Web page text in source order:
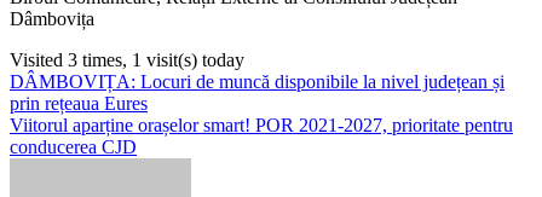
Dâmbovița
Visited 3 times, 1 visit(s) today
Navigare
în
articole
DÂMBOVIȚA: Locuri de muncă disponibile la nivel județean și
prin rețeaua Eures
Viitorul aparține orașelor smart! POR 2021-2027, prioritate pentru
conducerea CJD